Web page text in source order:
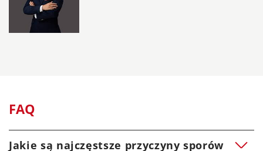
FAQ
Jakie są najczęstsze przyczyny sporów